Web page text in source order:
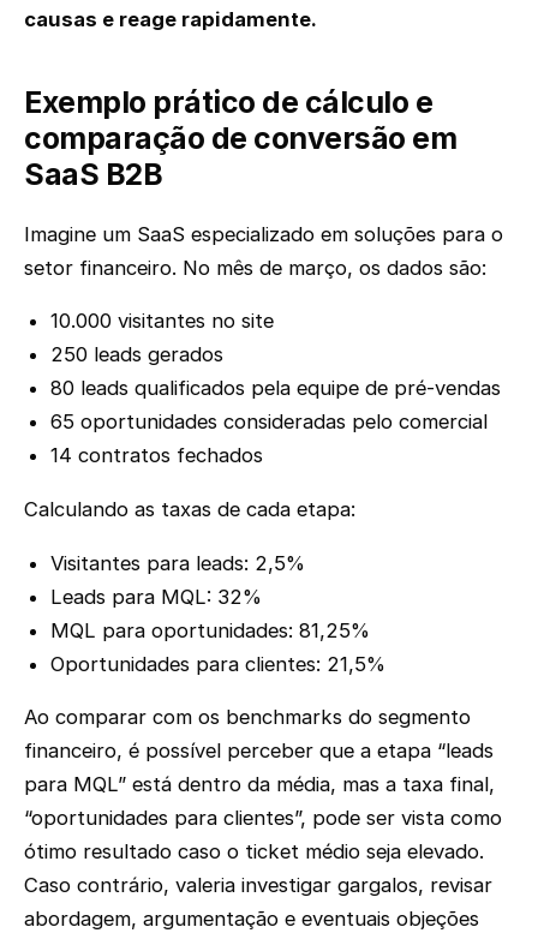
causas e reage rapidamente.
Exemplo prático de cálculo e
comparação de conversão em
SaaS B2B
Imagine um SaaS especializado em soluções para o
setor financeiro. No mês de março, os dados são:
10.000 visitantes no site
250 leads gerados
80 leads qualificados pela equipe de pré-vendas
65 oportunidades consideradas pelo comercial
14 contratos fechados
Calculando as taxas de cada etapa:
Visitantes para leads: 2,5%
Leads para MQL: 32%
MQL para oportunidades: 81,25%
Oportunidades para clientes: 21,5%
Ao comparar com os benchmarks do segmento
financeiro, é possível perceber que a etapa “leads
para MQL” está dentro da média, mas a taxa final,
“oportunidades para clientes”, pode ser vista como
ótimo resultado caso o ticket médio seja elevado.
Caso contrário, valeria investigar gargalos, revisar
abordagem, argumentação e eventuais objeções